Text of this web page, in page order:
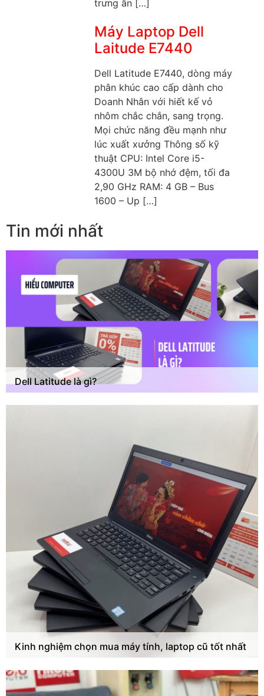
trưng ấn […]
Máy Laptop Dell
Laitude E7440
Dell Latitude E7440, dòng máy
phân khúc cao cấp dành cho
Doanh Nhân với hiết kế vỏ
nhôm chắc chắn, sang trọng.
Mọi chức năng đều mạnh như
lúc xuất xưởng Thông số kỹ
thuật CPU: Intel Core i5-
4300U 3M bộ nhớ đệm, tối đa
2,90 GHz RAM: 4 GB – Bus
1600 – Up […]
Tin mới nhất
Dell Latitude là gì?
Kinh nghiệm chọn mua máy tính, laptop cũ tốt nhất